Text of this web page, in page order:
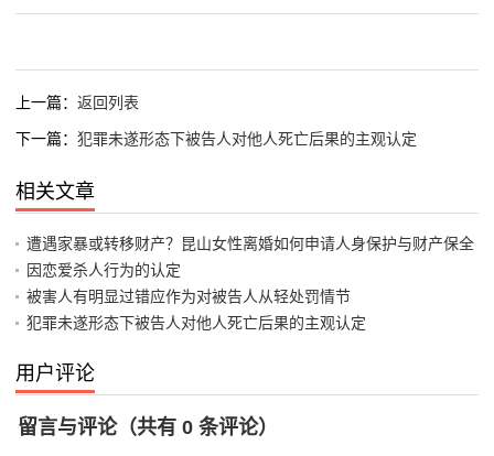
上一篇： 返回列表
下一篇： 犯罪未遂形态下被告人对他人死亡后果的主观认定
相关文章
遭遇家暴或转移财产？昆山女性离婚如何申请人身保护与财产保全
因恋爱杀人行为的认定
被害人有明显过错应作为对被告人从轻处罚情节
犯罪未遂形态下被告人对他人死亡后果的主观认定
用户评论
留言与评论（共有 0 条评论）